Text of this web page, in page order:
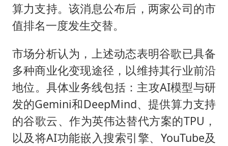
算力支持。该消息公布后，两家公司的市
值排名一度发生交替。
市场分析认为，上述动态表明谷歌已具备
多种商业化变现途径，以维持其行业前沿
地位。具体业务线包括：主攻AI模型与研
发的Gemini和DeepMind、提供算力支持
的谷歌云、作为英伟达替代方案的TPU，
以及将AI功能嵌入搜索引擎、YouTube及